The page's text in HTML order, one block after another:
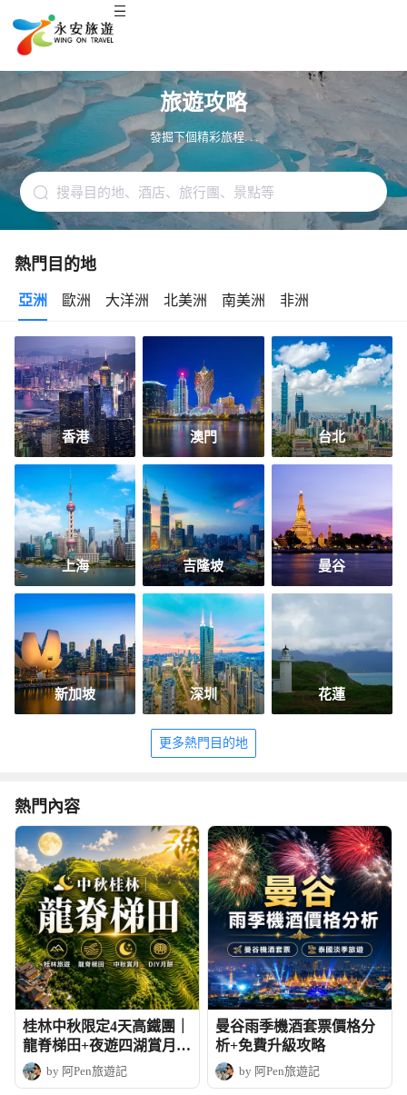
旅遊攻略
發掘下個精彩旅程. . .
熱門目的地
亞洲 歐洲 大洋洲 北美洲 南美洲 非洲
香港 澳門 台北
上海 吉隆坡 曼谷
新加坡 深圳 花蓮
更多熱門目的地
熱門內容
桂林中秋限定4天高鐵團｜
龍脊梯田+夜遊四湖賞月+
DIY月餅
by 阿Pen旅遊記
曼谷雨季機酒套票價格分
析+免費升級攻略
by 阿Pen旅遊記